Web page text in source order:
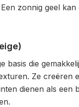
zonnig geel
basis die
Ze creëren
dienen als een